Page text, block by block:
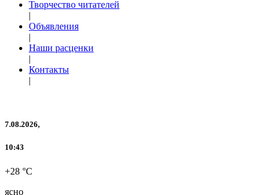
Творчество читателей
|
Объявления
|
Наши расценки
|
Контакты
|
7.08.2026,
10:43
+28 °C
ясно